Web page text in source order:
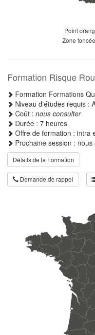
Point
Zone
Formation Risque
Formation Formations
Niveau d'études requis :
Coût : nous consulter
Durée : 7 heures
Offre de formation : intra
Prochaine session :
Détails de la Formation
Demande de rappel